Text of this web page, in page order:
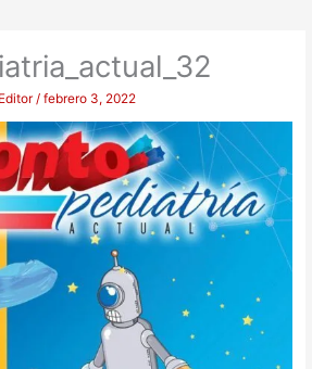
Editor/febrero 3, 2022